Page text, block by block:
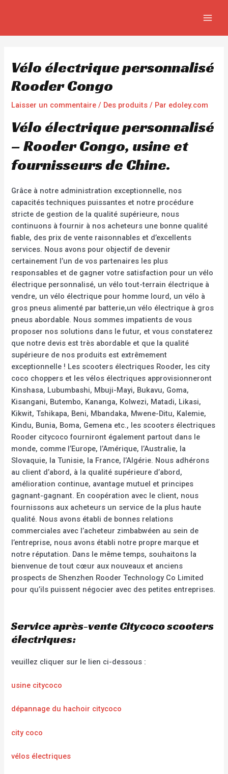
Vélo électrique personnalisé
Rooder Congo
Laisser un commentaire / Des produits / Par edoley.com
Vélo électrique personnalisé
– Rooder Congo, usine et
fournisseurs de Chine.
Grâce à notre administration exceptionnelle, nos
capacités techniques puissantes et notre procédure
stricte de gestion de la qualité supérieure, nous
continuons à fournir à nos acheteurs une bonne qualité
fiable, des prix de vente raisonnables et d’excellents
services. Nous avons pour objectif de devenir
certainement l’un de vos partenaires les plus
responsables et de gagner votre satisfaction pour un vélo
électrique personnalisé, un vélo tout-terrain électrique à
vendre, un vélo électrique pour homme lourd, un vélo à
gros pneus alimenté par batterie,un vélo électrique à gros
pneus abordable. Nous sommes impatients de vous
proposer nos solutions dans le futur, et vous constaterez
que notre devis est très abordable et que la qualité
supérieure de nos produits est extrêmement
exceptionnelle ! Les scooters électriques Rooder, les city
coco choppers et les vélos électriques approvisionneront
Kinshasa, Lubumbashi, Mbuji-Mayi, Bukavu, Goma,
Kisangani, Butembo, Kananga, Kolwezi, Matadi, Likasi,
Kikwit, Tshikapa, Beni, Mbandaka, Mwene-Ditu, Kalemie,
Kindu, Bunia, Boma, Gemena etc., les scooters électriques
Rooder citycoco fourniront également partout dans le
monde, comme l’Europe, l’Amérique, l’Australie, la
Slovaquie, la Tunisie, la France, l’Algérie. Nous adhérons
au client d’abord, à la qualité supérieure d’abord,
amélioration continue, avantage mutuel et principes
gagnant-gagnant. En coopération avec le client, nous
fournissons aux acheteurs un service de la plus haute
qualité. Nous avons établi de bonnes relations
commerciales avec l’acheteur zimbabwéen au sein de
l’entreprise, nous avons établi notre propre marque et
notre réputation. Dans le même temps, souhaitons la
bienvenue de tout cœur aux nouveaux et anciens
prospects de Shenzhen Rooder Technology Co Limited
pour qu’ils puissent négocier avec des petites entreprises.
Service après-vente Citycoco scooters
électriques:
veuillez cliquer sur le lien ci-dessous :
usine citycoco
dépannage du hachoir citycoco
city coco
vélos électriques